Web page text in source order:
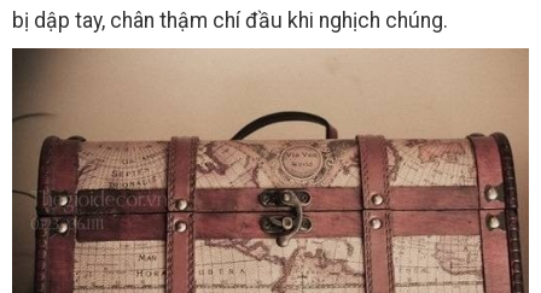
bị dập tay, chân thậm chí đầu khi nghịch chúng.